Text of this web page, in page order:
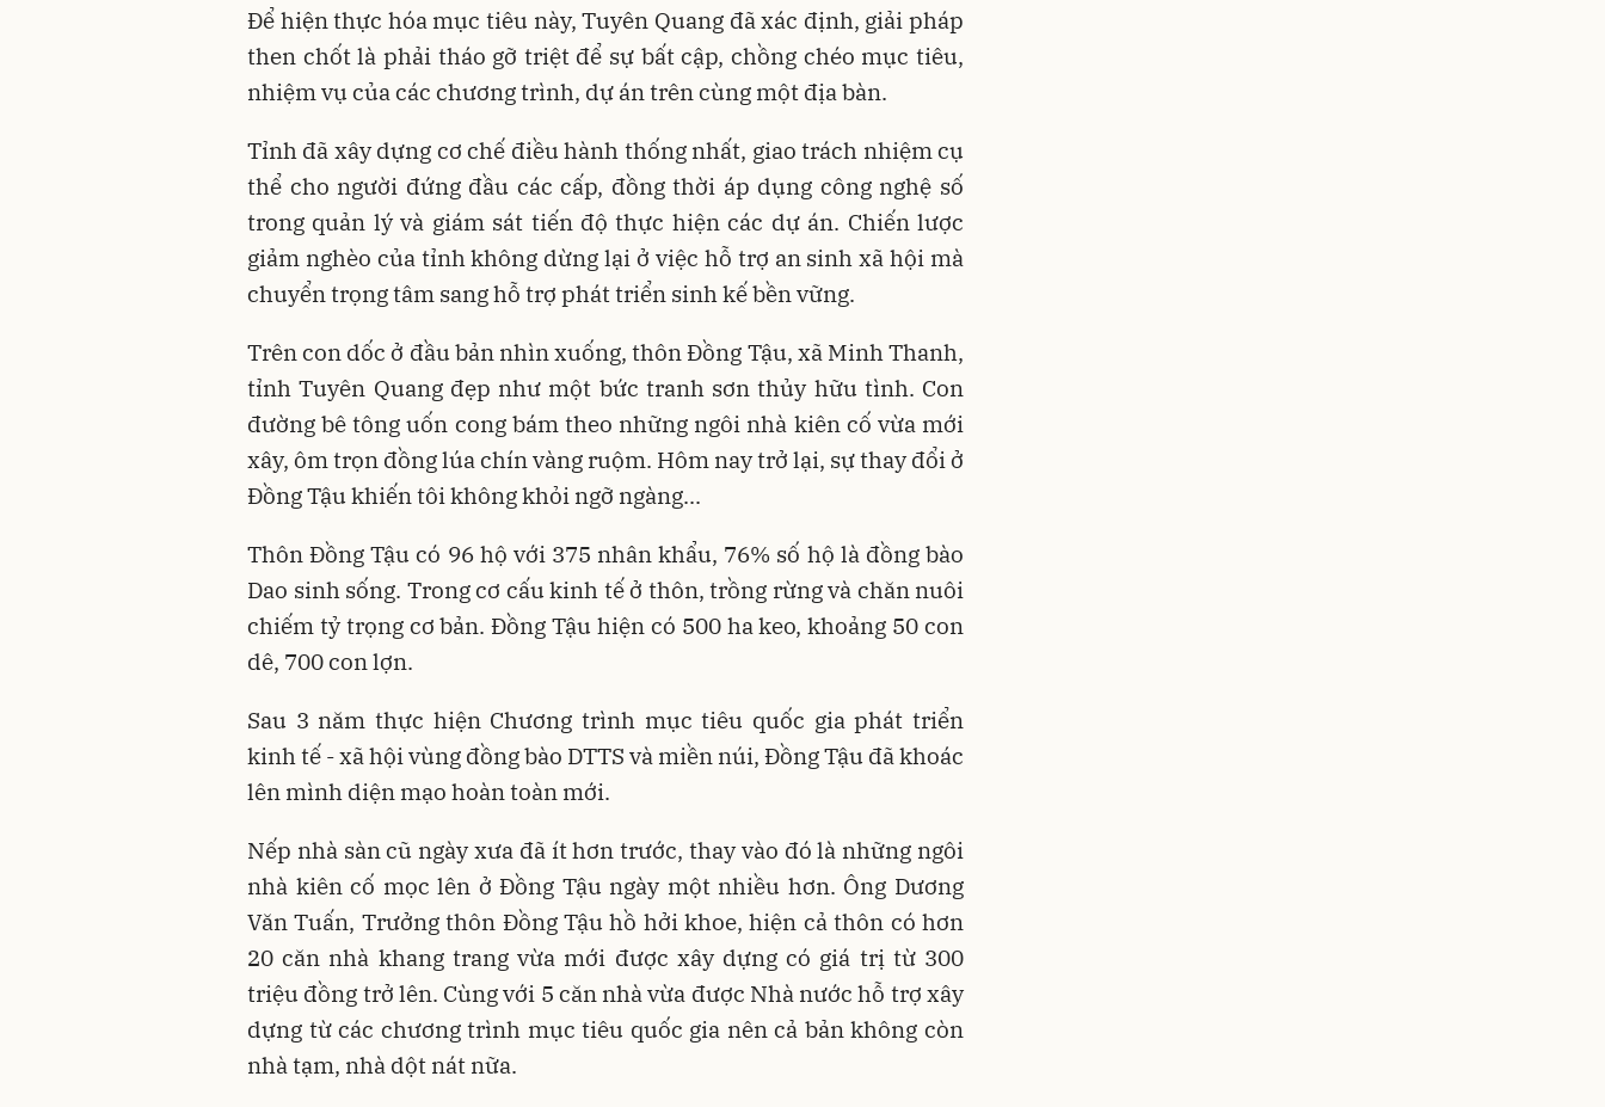
Để hiện thực hóa mục tiêu này, Tuyên Quang đã xác định, giải pháp
then chốt là phải tháo gỡ triệt để sự bất cập, chồng chéo mục tiêu,
nhiệm vụ của các chương trình, dự án trên cùng một địa bàn.
Tỉnh đã xây dựng cơ chế điều hành thống nhất, giao trách nhiệm cụ
thể cho người đứng đầu các cấp, đồng thời áp dụng công nghệ số
trong quản lý và giám sát tiến độ thực hiện các dự án. Chiến lược
giảm nghèo của tỉnh không dừng lại ở việc hỗ trợ an sinh xã hội mà
chuyển trọng tâm sang hỗ trợ phát triển sinh kế bền vững.
Trên con dốc ở đầu bản nhìn xuống, thôn Đồng Tậu, xã Minh Thanh,
tỉnh Tuyên Quang đẹp như một bức tranh sơn thủy hữu tình. Con
đường bê tông uốn cong bám theo những ngôi nhà kiên cố vừa mới
xây, ôm trọn đồng lúa chín vàng ruộm. Hôm nay trở lại, sự thay đổi ở
Đồng Tậu khiến tôi không khỏi ngỡ ngàng...
Thôn Đồng Tậu có 96 hộ với 375 nhân khẩu, 76% số hộ là đồng bào
Dao sinh sống. Trong cơ cấu kinh tế ở thôn, trồng rừng và chăn nuôi
chiếm tỷ trọng cơ bản. Đồng Tậu hiện có 500 ha keo, khoảng 50 con
dê, 700 con lợn.
Sau 3 năm thực hiện Chương trình mục tiêu quốc gia phát triển
kinh tế - xã hội vùng đồng bào DTTS và miền núi, Đồng Tậu đã khoác
lên mình diện mạo hoàn toàn mới.
Nếp nhà sàn cũ ngày xưa đã ít hơn trước, thay vào đó là những ngôi
nhà kiên cố mọc lên ở Đồng Tậu ngày một nhiều hơn. Ông Dương
Văn Tuấn, Trưởng thôn Đồng Tậu hồ hởi khoe, hiện cả thôn có hơn
20 căn nhà khang trang vừa mới được xây dựng có giá trị từ 300
triệu đồng trở lên. Cùng với 5 căn nhà vừa được Nhà nước hỗ trợ xây
dựng từ các chương trình mục tiêu quốc gia nên cả bản không còn
nhà tạm, nhà dột nát nữa.